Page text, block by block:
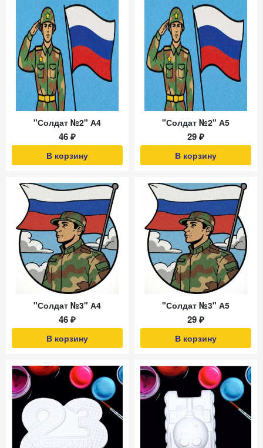
"Солдат №2" А4
46 ₽
В корзину
"Солдат №2" А5
29 ₽
В корзину
"Солдат №3" А4
46 ₽
В корзину
"Солдат №3" А5
29 ₽
В корзину